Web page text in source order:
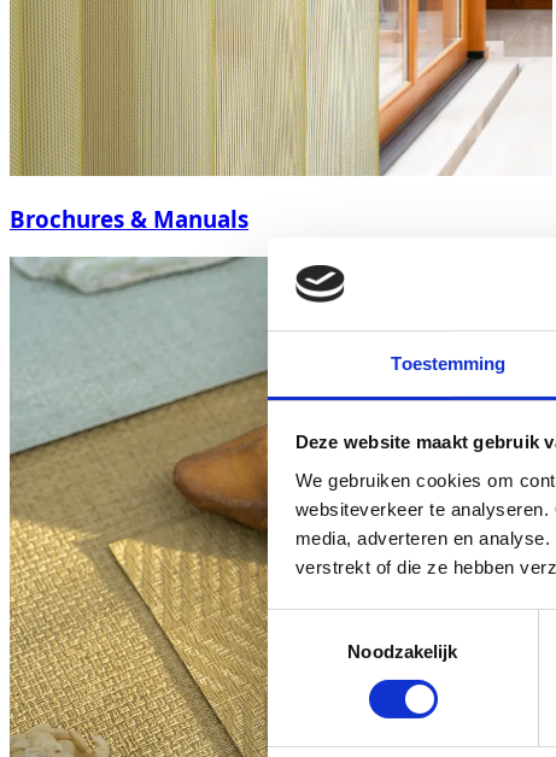
Toestemming
Deze website maakt gebruik
We gebruiken cookies om
websiteverkeer te
media, adverteren en
verstrekt of die ze hebben
Toestemmingsselectie
Noodzakelijk
Brochures & Manuals